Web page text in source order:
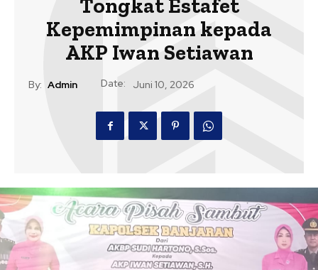
Tongkat Estafet
Kepemimpinan kepada
AKP Iwan Setiawan
By: Admin Date: Juni 10, 2026